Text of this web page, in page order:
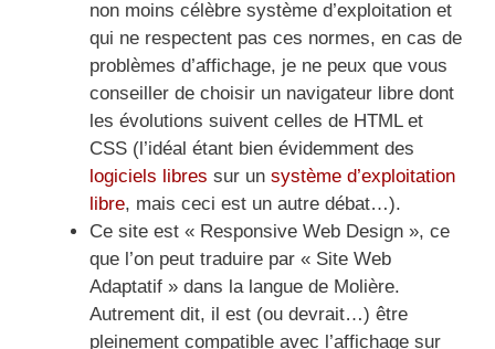
non moins célèbre système d’exploitation et
qui ne respectent pas ces normes, en cas de
problèmes d’affichage, je ne peux que vous
conseiller de choisir un navigateur libre dont
les évolutions suivent celles de HTML et
CSS (l’idéal étant bien évidemment des
logiciels libres sur un système d’exploitation
libre, mais ceci est un autre débat…).
Ce site est « Responsive Web Design », ce
que l’on peut traduire par « Site Web
Adaptatif » dans la langue de Molière.
Autrement dit, il est (ou devrait…) être
pleinement compatible avec l’affichage sur